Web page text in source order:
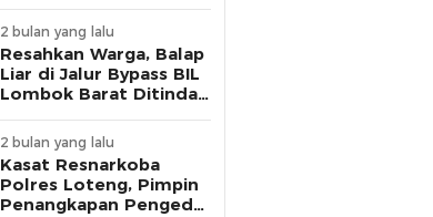
Remaja di Kawasan
Kantor Bupati
2 bulan yang lalu
Resahkan Warga, Balap
Liar di Jalur Bypass BIL
Lombok Barat Ditindak
2 bulan yang lalu
Kasat Resnarkoba
Polres Loteng, Pimpin
Penangkapan Pengedar